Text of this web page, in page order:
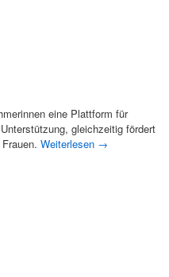
eine Plattform für
gleichzeitig fördert
Weiterlesen →